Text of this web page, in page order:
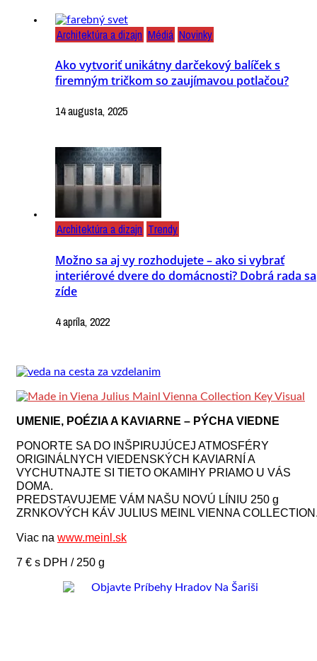
Architektúra a dizajn Médiá Novinky
Ako vytvoriť unikátny darčekový balíček s
firemným tričkom so zaujímavou potlačou?
14 augusta, 2025
Architektúra a dizajn Trendy
Možno sa aj vy rozhodujete – ako si vybrať
interiérové dvere do domácnosti? Dobrá rada sa
zíde
4 apríla, 2022
UMENIE, POÉZIA A KAVIARNE – PÝCHA VIEDNE
PONORTE SA DO INŠPIRUJÚCEJ ATMOSFÉRY
ORIGINÁLNYCH VIEDENSKÝCH KAVIARNÍ A
VYCHUTNAJTE SI TIETO OKAMIHY PRIAMO U VÁS
DOMA.
PREDSTAVUJEME VÁM NAŠU NOVÚ LÍNIU 250 g
ZRNKOVÝCH KÁV JULIUS MEINL VIENNA
Viac na www.meinl.sk
7 € s DPH / 250 g